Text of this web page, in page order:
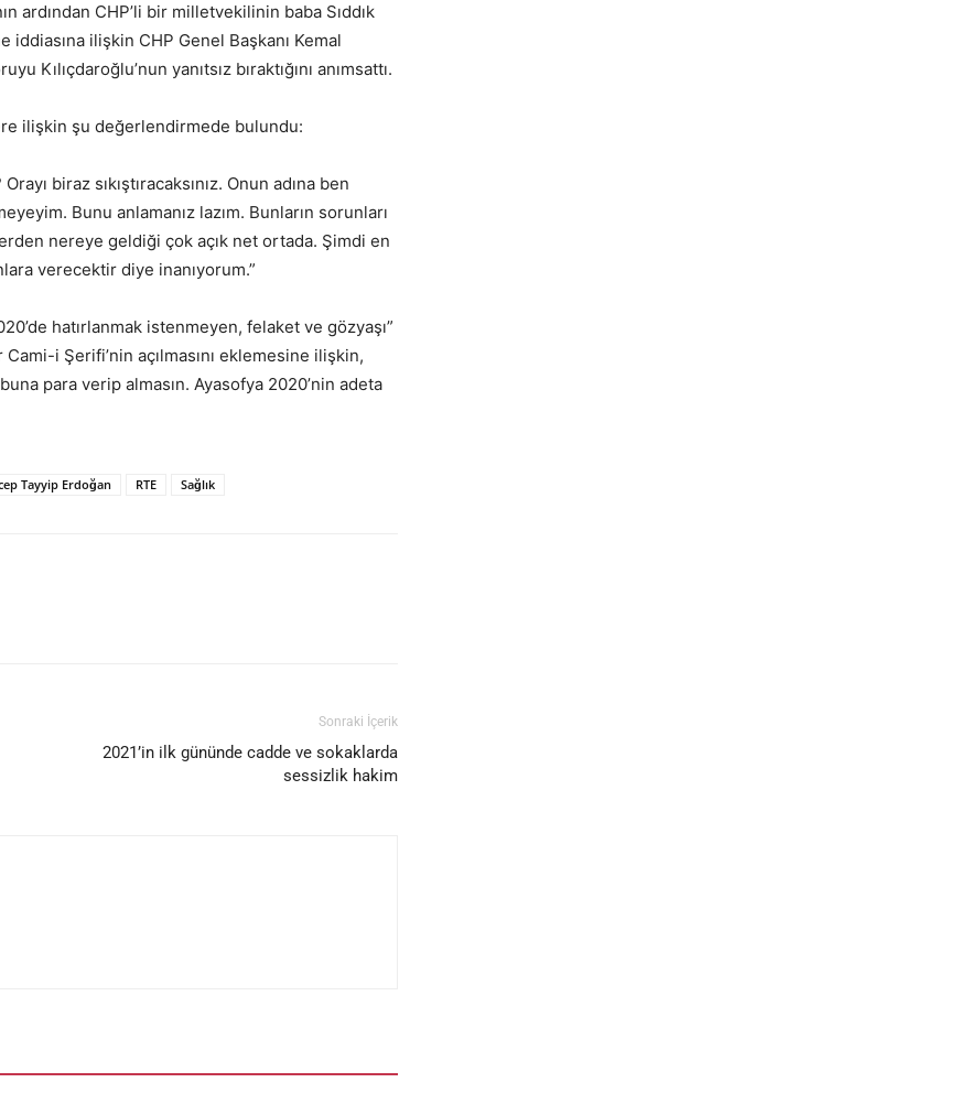
ardından CHP’li bir milletvekilinin baba Sıddık
ilişkin CHP Genel Başkanı Kemal
Kılıçdaroğlu’nun yanıtsız bıraktığını anımsattı.
ilişkin şu değerlendirmede bulundu:
biraz sıkıştıracaksınız. Onun adına ben
Bunu anlamanız lazım. Bunların sorunları
nereye geldiği çok açık net ortada. Şimdi en
verecektir diye inanıyorum.”
hatırlanmak istenmeyen, felaket ve gözyaşı”
i Şerifi’nin açılmasını eklemesine ilişkin,
para verip almasın. Ayasofya 2020’nin adeta
Tayyip Erdoğan RTE Sağlık
Sonraki İçerik
2021’in ilk gününde cadde ve sokaklarda
sessizlik hakim